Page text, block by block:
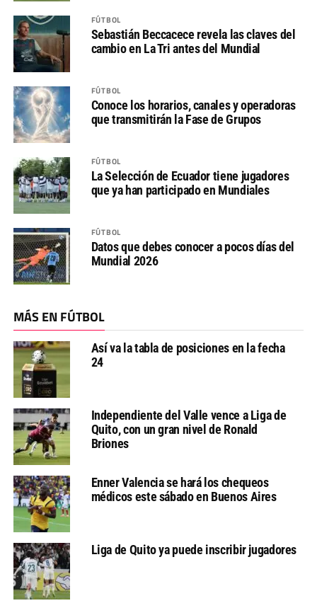
FÚTBOL
Sebastián Beccacece revela las claves del
cambio en La Tri antes del Mundial
FÚTBOL
Conoce los horarios, canales y operadoras
que transmitirán la Fase de Grupos
FÚTBOL
La Selección de Ecuador tiene jugadores
que ya han participado en Mundiales
FÚTBOL
Datos que debes conocer a pocos días del
Mundial 2026
MÁS EN FÚTBOL
Así va la tabla de posiciones en la fecha
24
Independiente del Valle vence a Liga de
Quito, con un gran nivel de Ronald
Briones
Enner Valencia se hará los chequeos
médicos este sábado en Buenos Aires
Liga de Quito ya puede inscribir jugadores